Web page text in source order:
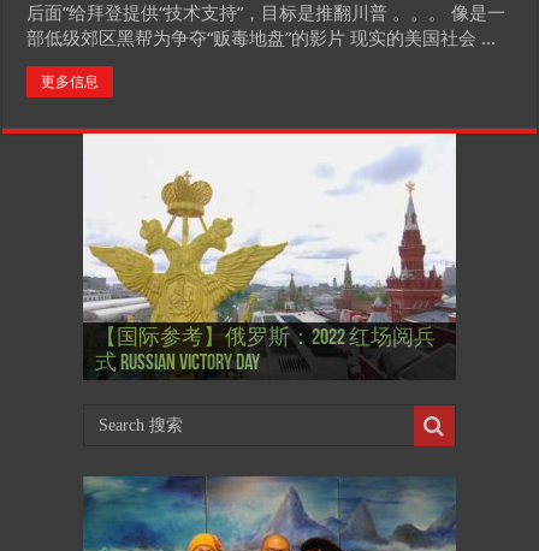
后面”给拜登提供“技术支持”，目标是推翻川普 。。。 像是一
部低级郊区黑帮为争夺“贩毒地盘”的影片 现实的美国社会 ...
更多信息
【国际参考】俄罗斯：2022 红场阅兵
式 Russian Victory Day
【国际参考】”戏剧性“服装设计师
Thierry Mugler 蒂埃里.穆勒 去世, 享年 73
岁
【国际参考】海湖庄园: Xi & Trump 内幕
Mar-a-Lago leak
【东西视记】1937年的毕加索, 海明威,
肯尼迪 1937 – La fin de l’innocence (2/2)
【东西视记】1937年的毕加索, 海明威,
肯尼迪 1937 – La fin de l’innocence (1/2)
【东西视记】1961年4月12日 尤里·加加
林 成为第一“太空人”